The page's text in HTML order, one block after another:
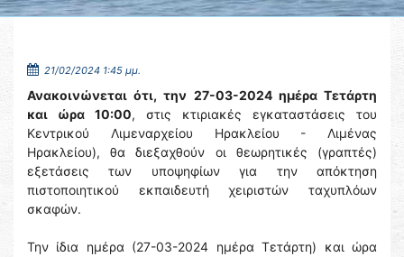
21/02/2024 1:45 μμ.
Ανακοινώνεται ότι, την 27-03-2024 ημέρα Τετάρτη
και ώρα 10:00, στις κτιριακές εγκαταστάσεις του
Κεντρικού Λιμεναρχείου Ηρακλείου - Λιμένας
Ηρακλείου), θα διεξαχθούν οι θεωρητικές (γραπτές)
εξετάσεις των υποψηφίων για την απόκτηση
πιστοποιητικού εκπαιδευτή χειριστών ταχυπλόων
σκαφών.
Την ίδια ημέρα (27-03-2024 ημέρα Τετάρτη) και ώρα